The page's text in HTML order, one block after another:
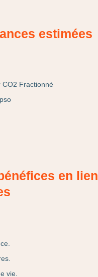
estimées
CO2 Fractionné
en lien
vie.